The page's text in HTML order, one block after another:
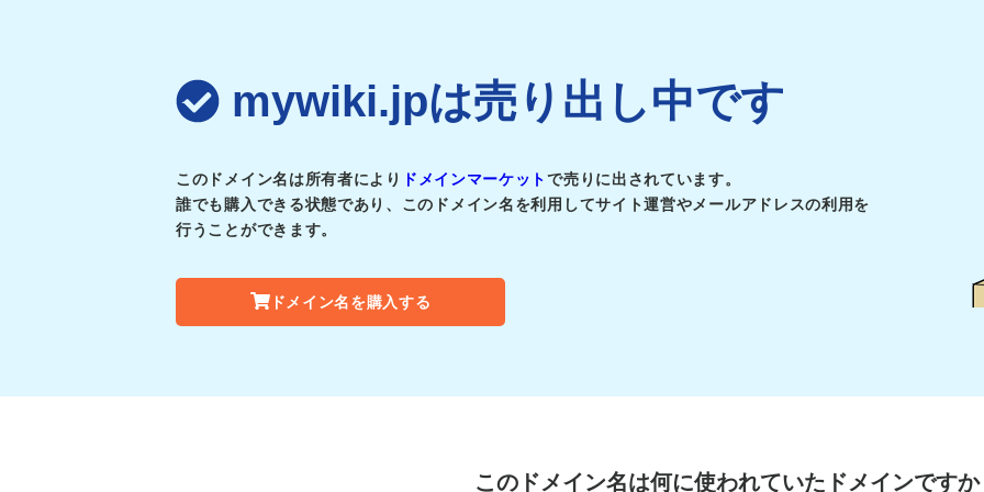
mywiki.jpは売り出し中です
このドメイン名は所有者により ドメインマーケットで売りに出されています。
誰でも購入できる状態であり、このドメイン名を利用してサイト運営やメールアドレスの利用を
行うことができます。
ドメイン名を購入する
このドメイン名は何に使われていたドメインですか